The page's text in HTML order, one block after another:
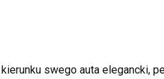
swego auta elegancki,